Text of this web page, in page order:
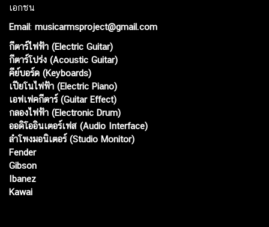
เอกชน
Email: musicarmsproject@gmail.com
กีตาร์ไฟฟ้า (Electric Guitar)
กีตาร์โปร่ง (Acoustic Guitar)
คีย์บอร์ด (Keyboards)
เปียโนไฟฟ้า (Electric Piano)
เอฟเฟคกีตาร์ (Guitar Effect)
กลองไฟฟ้า (Electronic Drum)
ออดิโออินเตอร์เฟส (Audio Interface)
ลำโพงมอนิเตอร์ (Studio Monitor)
Fender
Gibson
Ibanez
Kawai